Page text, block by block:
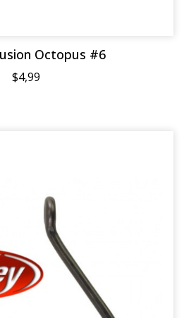
Octopus #6
$4,99